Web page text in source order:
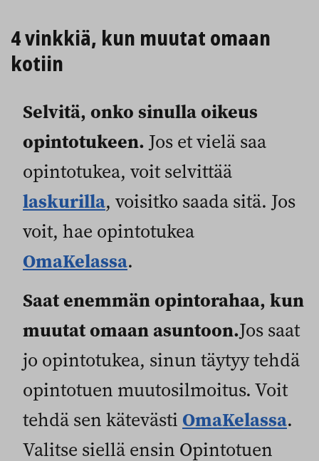
4 vinkkiä, kun muutat omaan
kotiin
Selvitä, onko sinulla oikeus
opintotukeen. Jos et vielä saa
opintotukea, voit selvittää
laskurilla, voisitko saada sitä. Jos
voit, hae opintotukea
OmaKelassa.
Saat enemmän opintorahaa, kun
muutat omaan asuntoon.Jos saat
jo opintotukea, sinun täytyy tehdä
opintotuen muutosilmoitus. Voit
tehdä sen kätevästi OmaKelassa.
Valitse siellä ensin Opintotuen